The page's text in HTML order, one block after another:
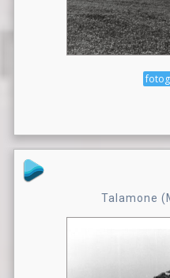
Talamone